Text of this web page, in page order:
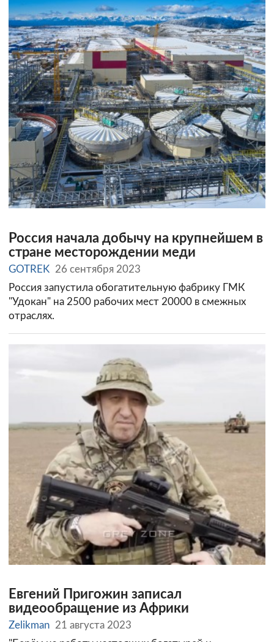
Россия начала добычу на крупнейшем в
стране месторождении меди
GOTREK 26 сентября 2023
Россия запустила обогатительную фабрику ГМК
"Удокан" на 2500 рабочих мест 20000 в смежных
отраслях.
Евгений Пригожин записал
видеообращение из Африки
Zelikman 21 августа 2023